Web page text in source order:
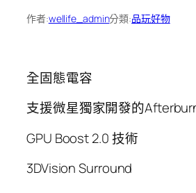
作者:wellife_admin分類:品玩好物
全固態電容
支援微星獨家開發的
GPU Boost 2.0 技術
3DVision Surround